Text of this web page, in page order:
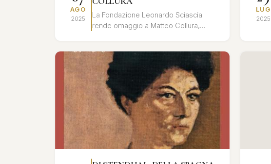
AGO
2025
La Fondazione Leonardo Sciascia
rende omaggio a Matteo Collura,
studi e ri...
LUG
2025